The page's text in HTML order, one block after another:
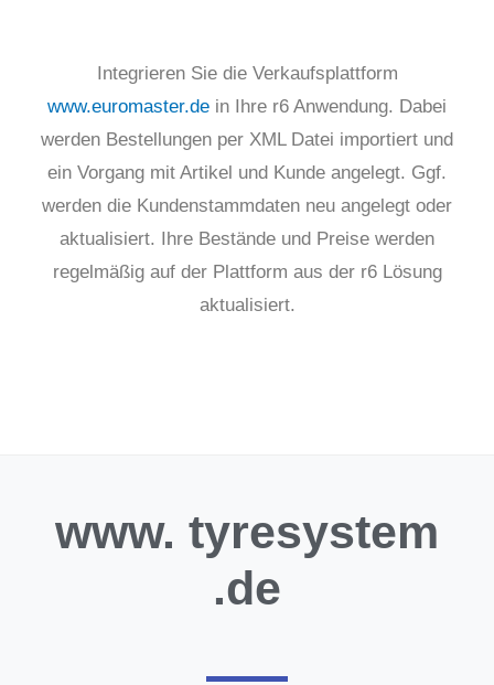
Integrieren Sie die Verkaufsplattform
www.euromaster.de in Ihre r6 Anwendung. Dabei
werden Bestellungen per XML Datei importiert und
ein Vorgang mit Artikel und Kunde angelegt. Ggf.
werden die Kundenstammdaten neu angelegt oder
aktualisiert. Ihre Bestände und Preise werden
regelmäßig auf der Plattform aus der r6 Lösung
aktualisiert.
www. tyresystem
.de